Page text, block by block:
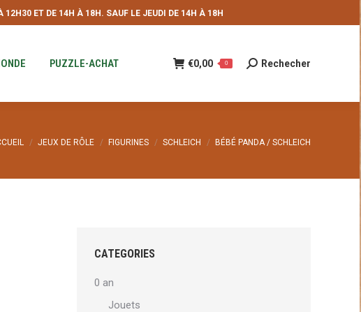
ET DE 14H À 18H. SAUF LE JEUDI DE 14H À 18H
PUZZLE-ACHAT €0,00 0
Recherche
Rechecher
êtes ici :JEUX DE RÔLE FIGURINES SCHLEICH BÉBÉ PANDA / SCHLEICH
CATEGORIES
0 an
Jouets
DU MONDE
: